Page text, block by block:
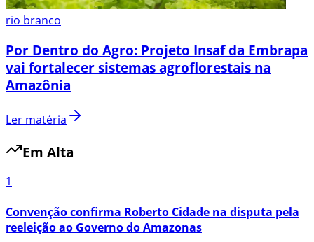
rio branco
Por Dentro do Agro: Projeto Insaf da Embrapa
vai fortalecer sistemas agroflorestais na
Amazônia
Ler matéria
Em Alta
1
Convenção confirma Roberto Cidade na disputa pela
reeleição ao Governo do Amazonas